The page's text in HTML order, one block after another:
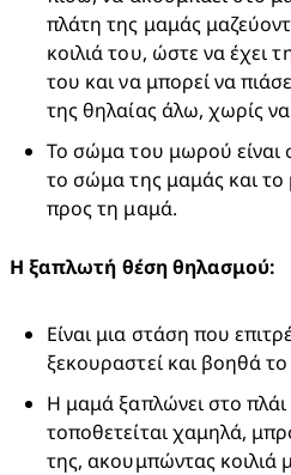
πλάτη της μαμάς
κοιλιά του, ώστε να έχει
του και να μπορεί να
της θηλαίας άλω, χωρίς
Το σώμα του μωρού είναι
το σώμα της μαμάς και το
προς τη μαμά.
Η ξαπλωτή θέση θηλασμού:
Είναι μια στάση που
ξεκουραστεί και βοηθά
Η μαμά ξαπλώνει στο
τοποθετείται χαμηλά,
της, ακουμπώντας κοιλιά